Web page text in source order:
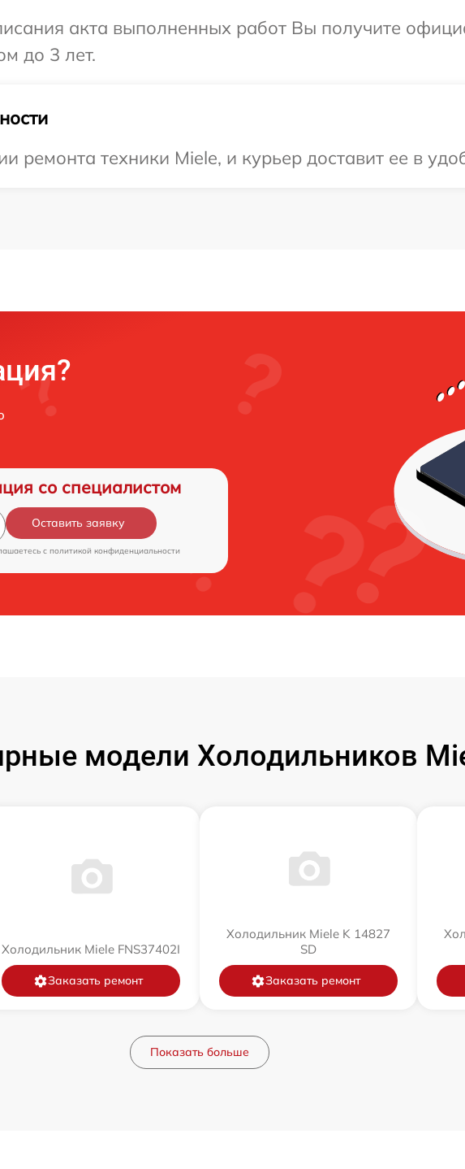
акта выполненных работ Вы получите
до 3 лет.
техники Miele, и курьер доставит ее в
со специалистом
Оставить заявку
c политикой конфиденциальности
модели Холодильников
Холодильник Miele FNS37402I
Заказать ремонт
Холодильник Miele K 14827
SD
Заказать ремонт
Показать больше